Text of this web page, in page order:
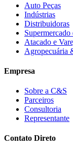
Auto Peças
Indústrias
Distribuidoras
Supermercado
Atacado e
Agropecuária
Empresa
Sobre a C&S
Parceiros
Consultoria
Representante
Contato Direto